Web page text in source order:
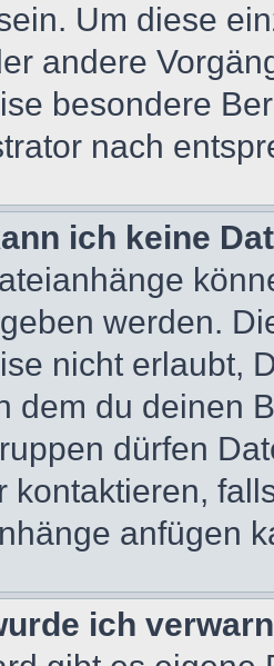
Um diese
andere
besondere
nach
ich keine
werden.
nicht erlaubt,
dem du deinen
dürfen
kontaktieren,
anfügen
ich